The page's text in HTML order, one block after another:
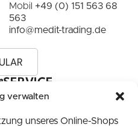
verwalten
unseres Online-Shops
Mobil +49 (0) 151 563 68
563
info@medit-trading.de
SERVICE
Unsere Services
Medizintechnik-Ankauf